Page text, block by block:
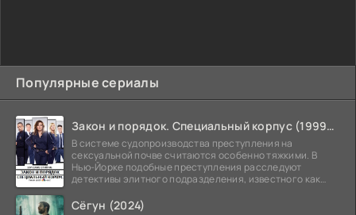
Популярные сериалы
Закон и порядок. Специальный корпус (1999-2026)
В системе судопроизводства преступления на
сексуальной почве считаются особенно тяжкими. В
Нью-Йорке подобные преступления расследуют
детективы элитного подразделения, известного как
Сёгун (2024)